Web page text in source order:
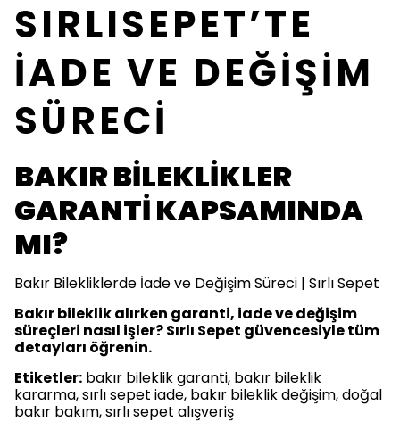
SIRLISEPET’TE
İADE VE DEĞİŞİM
SÜRECİ
BAKIR BİLEKLİKLER
GARANTİ KAPSAMINDA
MI?
Bakır Bilekliklerde İade ve Değişim Süreci | Sırlı Sepet
Bakır bileklik alırken garanti, iade ve değişim
süreçleri nasıl işler? Sırlı Sepet güvencesiyle tüm
detayları öğrenin.
Etiketler: bakır bileklik garanti, bakır bileklik
kararma, sırlı sepet iade, bakır bileklik değişim, doğal
bakır bakım, sırlı sepet alışveriş